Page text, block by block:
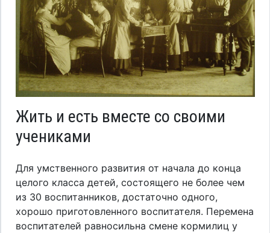
Жить и есть вместе со своими
учениками
Для умственного развития от начала до конца
целого класса детей, состоящего не более чем
из 30 воспитанников, достаточно одного,
хорошо приготовленного воспитателя. Перемена
воспитателей равносильна смене кормилиц у